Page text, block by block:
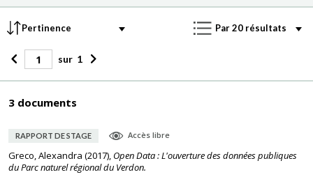
sur 1
3 documents
RAPPORT DE STAGE Accès libre
Greco, Alexandra (2017), Open Data : L'ouverture des données publiques
du Parc naturel régional du Verdon.